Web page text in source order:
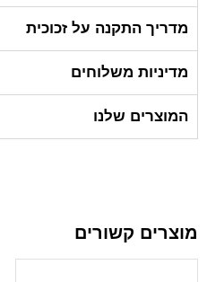
מדריך התקנה על זכוכית
מדיניות משלוחים
המוצרים שלנו
מוצרים קשורים